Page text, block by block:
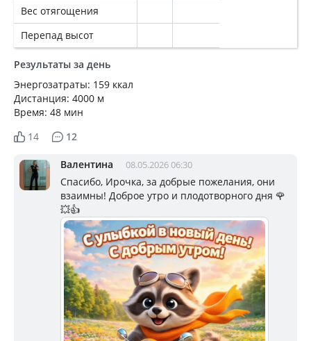
Вес отягощения
Перепад высот
Результаты за день
Энергозатраты: 159 ккал
Дистанция: 4000 м
Время: 48 мин
14
12
Валентина 08.05.2026 06:30
Спасибо, Ирочка, за добрые пожелания, они
взаимны! Доброе утро и плодотворного дня 🌹
💥👍